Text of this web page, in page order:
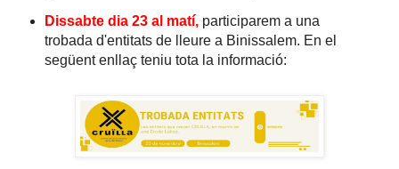
Dissabte dia 23 al matí,participarem a una
trobada d'entitats de lleure a Binissalem. En el
següent enllaç teniu tota la informació: